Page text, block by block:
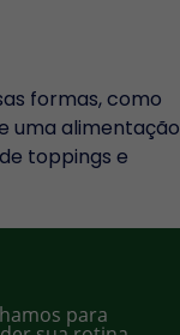
formas, como
uma alimentação
toppings e
para